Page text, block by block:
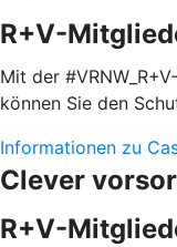
R+V-
Mit der
können Sie den
Informationen zu
Clever
R+V-